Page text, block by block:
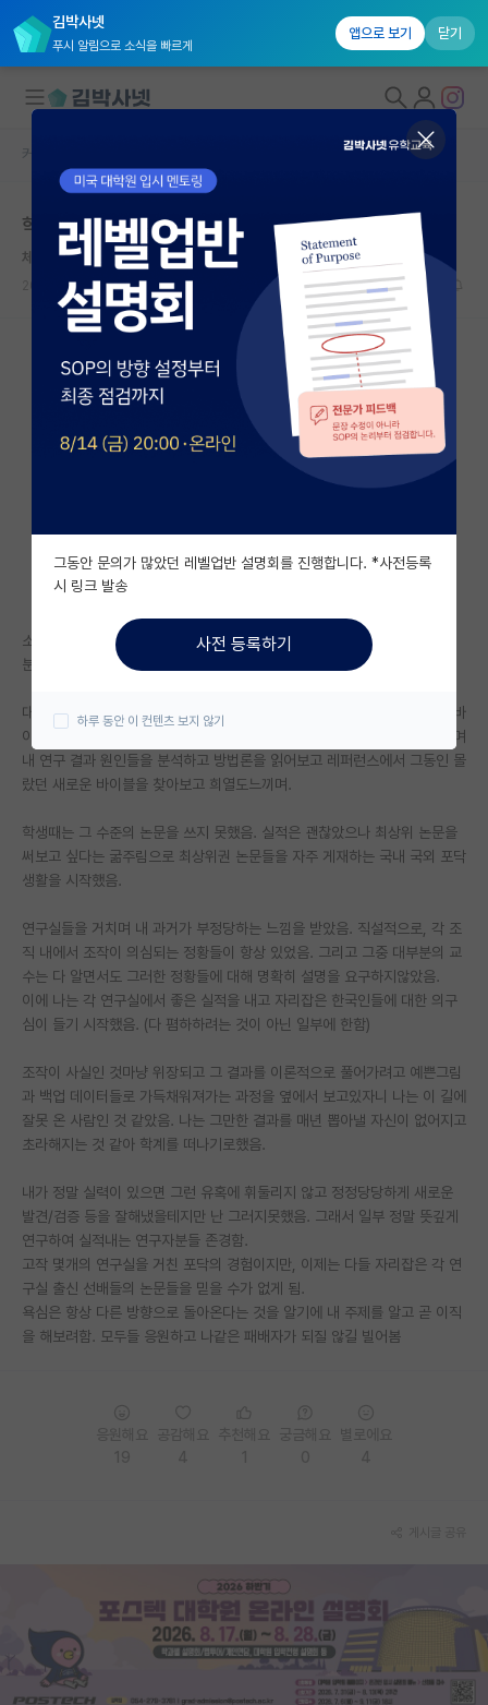
김박사넷
푸시 알림으로 소식을 빠르게
앱으로 보기 닫기
대학원생 모집
국내대학원 정보
연구실&오픈랩
커뮤니티
커뮤니티 홈
전체글보기
베스트 게시판
자유 게시판(아무개랩)
미국 유학 게시판
미국 대학원 합격 후기 게시판
대학원생 모집 게시판
연구실(PI) 홍보 게시판
석박사 채용 정보 게시판
임용 정보 게시판
학부 인턴 게시판
취업 게시판
임용 후기 게시판
PI 전용 게시판
특수/전문대학원 게시판
반도체/AI 게시판
장학금/장학생 게시판
학술 정보 게시판
홍보 게시판
커리어
커뮤니티 홈
학계를 떠나며
체한 레온하르트 오일러
2026.05.17 16 10096
소속을 많이 옮긴 포닥임
분야는 따로 밝히긴 두려우나 논문이 잘나오는 분야임
대학원생땐 네이처 사이언스 본지 자매지가 나에겐 매우 신성시 여겨지는 바
이블로 생각했음. 새벽에 일어나서 업데이트되는 현재의 연구 트렌드를 보며
내 연구 결과 원인들을 분석하고 방법론을 읽어보고 레퍼런스에서 그동인 몰
랐던 새로운 바이블을 찾아보고 희열도느끼며.
학생때는 그 수준의 논문을 쓰지 못했음. 실적은 괜찮았으나 최상위 논문을
써보고 싶다는 굶주림으로 최상위권 논문들을 자주 게재하는 국내 국외 포닥
생활을 시작했음.
연구실들을 거치며 내 과거가 부정당하는 느낌을 받았음. 직설적으로, 각 조
직 내에서 조작이 의심되는 정황들이 항상 있었음. 그리고 그중 대부분의 교
수는 다 알면서도 그러한 정황들에 대해 명확히 설명을 요구하지않았음.
이에 나는 각 연구실에서 좋은 실적을 내고 자리잡은 한국인들에 대한 의구
심이 들기 시작했음. (다 폄하하려는 것이 아닌 일부에 한함)
조작이 사실인 것마냥 위장되고 그 결과를 이론적으로 풀어가려고 예쁜그림
과 백업 데이터들로 가득채워져가는 과정을 옆에서 보고있자니 나는 이 길에
잘못 온 사람인 것 같았음. 나는 그만한 결과를 매년 뽑아낼 자신이 없어지고
초라해지는 것 같아 학계를 떠나기로했음.
내가 정말 실력이 있으면 그런 유혹에 휘둘리지 않고 정정당당하게 새로운
발견/검증 등을 잘해냈을테지만 난 그러지못했음. 그래서 일부 정말 뜻깊게
연구하여 실적내는 연구자분들 존경함.
고작 몇개의 연구실을 거친 포닥의 경험이지만, 이제는 다들 자리잡은 각 연
구실 출신 선배들의 논문들을 믿을 수가 없게 됨.
욕심은 항상 다른 방향으로 돌아온다는 것을 알기에 내 주제를 알고 곧 이직
을 해보려함. 모두들 응원하고 나같은 패배자가 되질 않길 빌어봄
그동안 문의가 많았던 레벨업반 설명회를 진행합니다. *사전등록
시 링크 발송
사전 등록하기
하루 동안 이 컨텐츠 보지 않기